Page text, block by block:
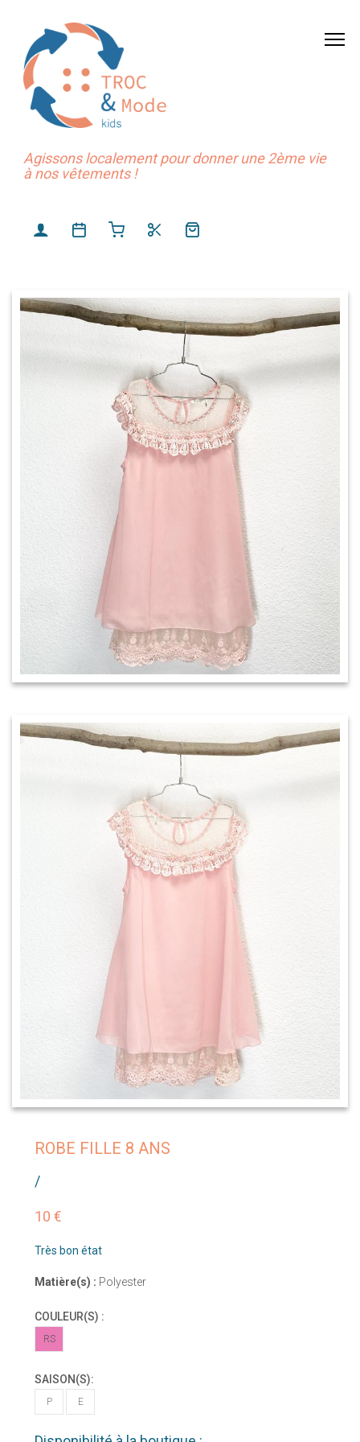
Agissons localement pour donner une 2ème vie
à nos vêtements !
ROBE FILLE 8 ANS
/
10 €
Très bon état
Matière(s) : Polyester
COULEUR(S) :
RS
SAISON(S):
P E